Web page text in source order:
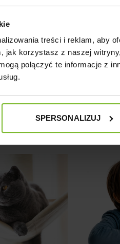
treści i reklam, aby
jak korzystasz z naszej
połączyć te informacje z
SPERSONALIZUJ
GRANULAT
70G
zł